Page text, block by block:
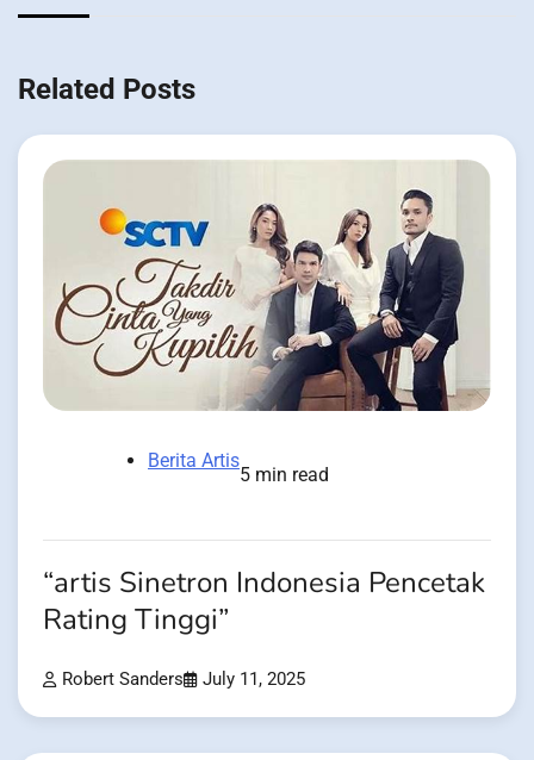
Related Posts
Berita Artis
5 min read
“artis Sinetron Indonesia Pencetak
Rating Tinggi”
Robert Sanders July 11, 2025